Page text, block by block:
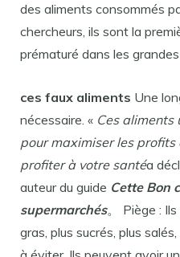
des aliments consommés
chercheurs, ils sont la
prématuré dans les
ces faux aliments Une
nécessaire. « Ces
pour maximiser les
profiter à votre santéa
auteur du guide Cette Bon
supermarchés。 Piège :
gras, plus sucrés, plus